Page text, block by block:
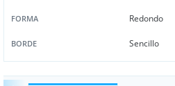
FORMA Redondo
BORDE Sencillo